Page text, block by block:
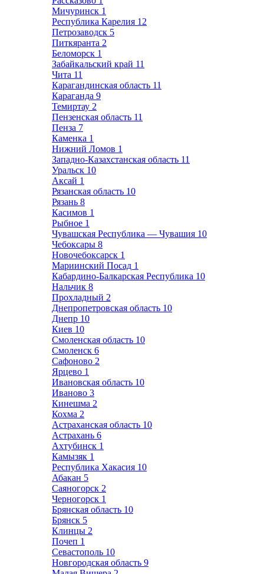
Мичуринск 1
Республика Карелия 12
Петрозаводск 5
Питкяранта 2
Беломорск 1
Забайкальский край 11
Чита 11
Карагандинская область 11
Караганда 9
Темиртау 2
Пензенская область 11
Пенза 7
Каменка 1
Нижний Ломов 1
Западно-Казахстанская область 11
Уральск 10
Аксай 1
Рязанская область 10
Рязань 8
Касимов 1
Рыбное 1
Чувашская Республика — Чувашия 10
Чебоксары 8
Новочебоксарск 1
Мариинский Посад 1
Кабардино-Балкарская Республика 10
Нальчик 8
Прохладный 2
Днепропетровская область 10
Днепр 10
Киев 10
Смоленская область 10
Смоленск 6
Сафоново 2
Ярцево 1
Ивановская область 10
Иваново 3
Кинешма 2
Кохма 2
Астраханская область 10
Астрахань 6
Ахтубинск 1
Камызяк 1
Республика Хакасия 10
Абакан 5
Саяногорск 2
Черногорск 1
Брянская область 10
Брянск 5
Клинцы 2
Почеп 1
Севастополь 10
Новгородская область 9